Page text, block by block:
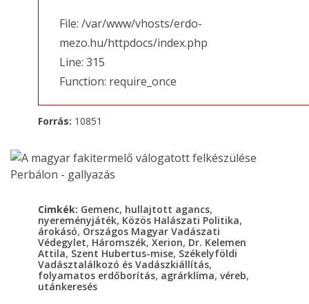
File: /var/www/vhosts/erdo-
mezo.hu/httpdocs/index.php
Line: 315
Function: require_once
Forrás: 10851
Cimkék: Gemenc, hullajtott agancs,
nyereményjáték, Közös Halászati Politika,
árokásó, Országos Magyar Vadászati
Védegylet, Háromszék,Xerion, Dr. Kelemen
Attila,Szent Hubertus-mise, Székelyföldi
Vadásztalálkozó és Vadászkiállítás,
folyamatos erdőborítás, agrárklíma, véreb,
utánkeresés